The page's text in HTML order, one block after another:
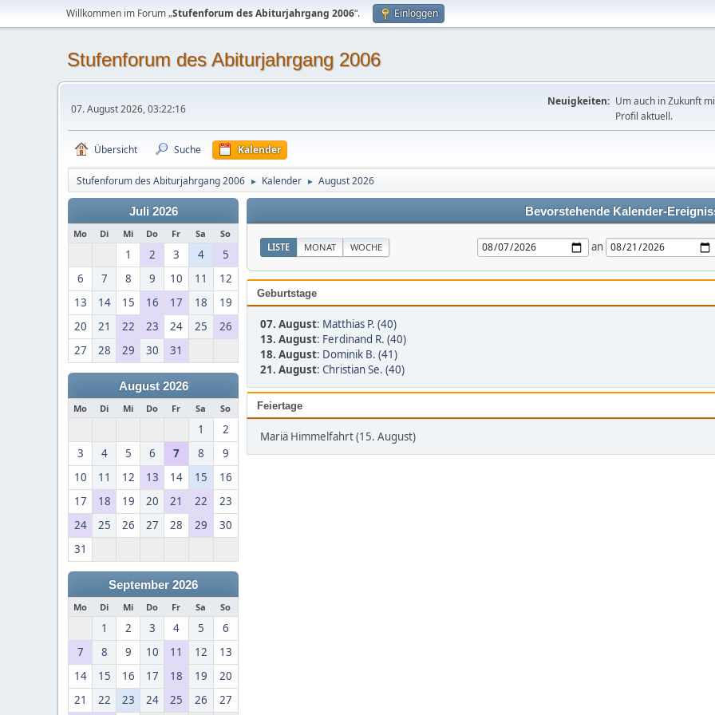
Willkommen im Forum „Stufenforum des Abiturjahrgang 2006“. Einloggen
Stufenforum des Abiturjahrgang 2006
07. August 2026, 03:22:16
Neuigkeiten: Um auch in Zukunft
Profil aktuell.
Übersicht Suche Kalender
Stufenforum des Abiturjahrgang 2006 ► Kalender ► August 2026
Juli 2026
Mo Di Mi Do Fr Sa So
1 2 3 4
5
6
7 8 9 10 11
12
13
14 15 16 17 18
19
20
21 22 23 24 25
26
27
28 29 30 31
August 2026
Mo Di Mi Do Fr Sa So
1
2
3
4 5 6 7 8
9
10
11 12 13 14 15
16
17
18 19 20 21 22
23
24
25 26 27 28 29
30
31
September 2026
Mo Di Mi Do Fr Sa So
1 2 3 4 5
6
7
8 9 10 11 12
13
14
15 16 17 18 19
20
21
22 23 24 25 26 27
Bevorstehende Kalender-
LISTE MONAT WOCHE an
Geburtstage
07. August: Matthias P. (40)
13. August: Ferdinand R. (40)
18. August: Dominik B. (41)
21. August: Christian Se. (40)
Feiertage
Mariä Himmelfahrt (15. August)